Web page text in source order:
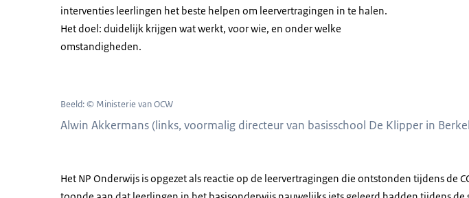
interventies leerlingen het beste helpen om leervertragingen in te halen.
Het doel: duidelijk krijgen wat werkt, voor wie, en onder welke
omstandigheden.
Beeld: © Ministerie van OCW
Alwin Akkermans (links, voormalig directeur van basisschool De Klipper in
Het NP Onderwijs is opgezet als reactie op de leervertragingen die ontstonden tijdens de